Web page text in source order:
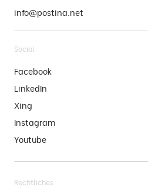
info@postina.net
Social
Facebook
LinkedIn
Xing
Instagram
Youtube
Rechtliches